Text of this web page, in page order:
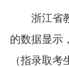
浙江省
的数据显示
（指录取